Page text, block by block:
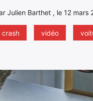
Julien Barthet , le 12
crash vidéo